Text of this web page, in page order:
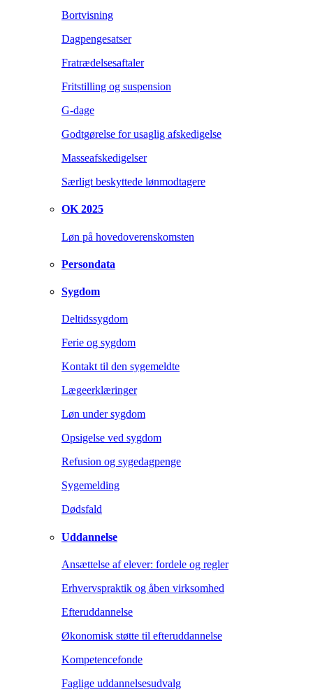
Bortvisning
Dagpengesatser
Fratrædelsesaftaler
Fritstilling og suspension
G-dage
Godtgørelse for usaglig afskedigelse
Masseafskedigelser
Særligt beskyttede lønmodtagere
OK 2025
Løn på hovedoverenskomsten
Persondata
Sygdom
Deltidssygdom
Ferie og sygdom
Kontakt til den sygemeldte
Lægeerklæringer
Løn under sygdom
Opsigelse ved sygdom
Refusion og sygedagpenge
Sygemelding
Dødsfald
Uddannelse
Ansættelse af elever: fordele og regler
Erhvervspraktik og åben virksomhed
Efteruddannelse
Økonomisk støtte til efteruddannelse
Kompetencefonde
Faglige uddannelsesudvalg